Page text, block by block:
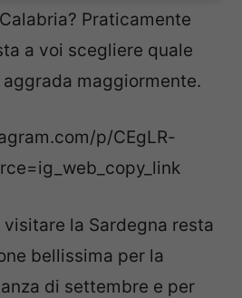
Praticamente
a voi scegliere quale
maggiormente.
p/CEgLR-
visitare la Sardegna resta
bellissima per la
di settembre e per